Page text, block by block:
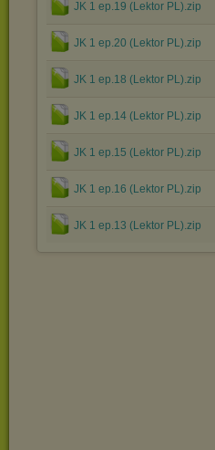
JK 1 ep.19 (Lektor PL).zip
JK 1 ep.20 (Lektor PL).zip
JK 1 ep.18 (Lektor PL).zip
JK 1 ep.14 (Lektor PL).zip
JK 1 ep.15 (Lektor PL).zip
JK 1 ep.16 (Lektor PL).zip
JK 1 ep.13 (Lektor PL).zip